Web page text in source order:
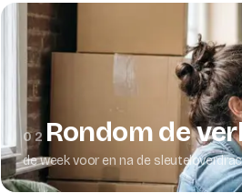
02 Rondom de
de week voor en na de